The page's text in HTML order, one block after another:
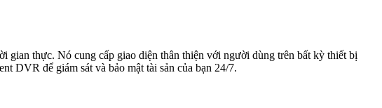
thực. Nó cung cấp giao diện thân thiện với người dùng trên bất kỳ thiết bị
DVR để giám sát và bảo mật tài sản của bạn 24/7.